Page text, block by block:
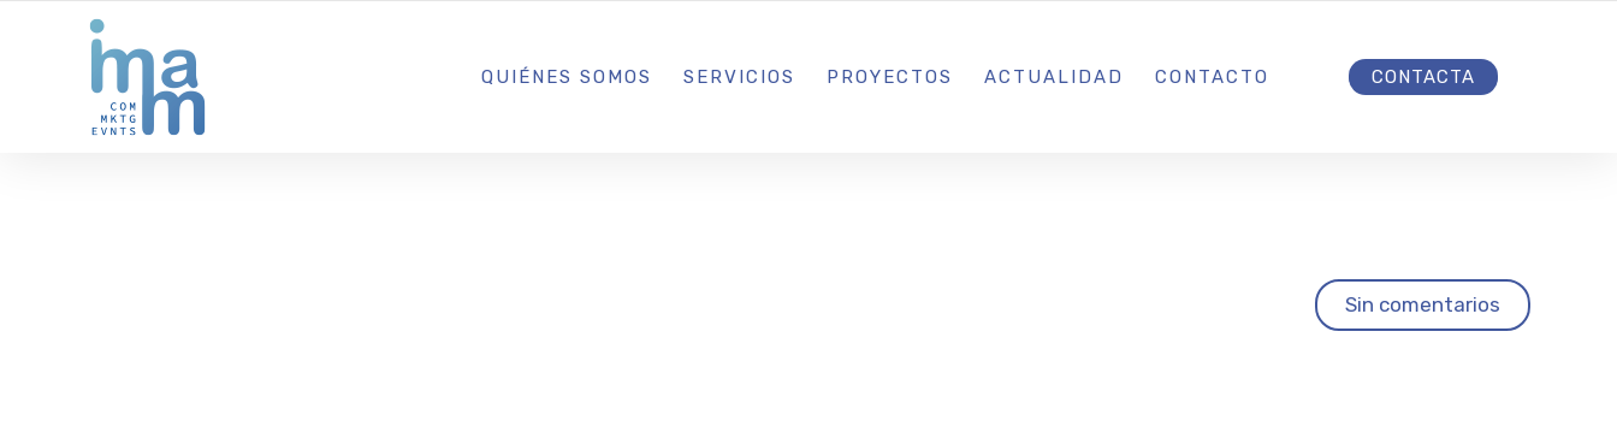
AGENCIA CREATIVA DE COMUNICACIÓN Y ESTRATEGIA DIGITAL IBIZA · MADRID · BARCELONA
QUIÉNES SOMOS SERVICIOS PROYECTOS ACTUALIDAD CONTACTO CONTACTA
Sin comentarios